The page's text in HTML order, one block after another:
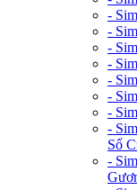
-
-
-
-
-
-
-
-
Số
-